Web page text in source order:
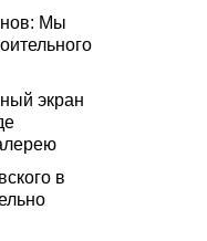
Мы
экран
в